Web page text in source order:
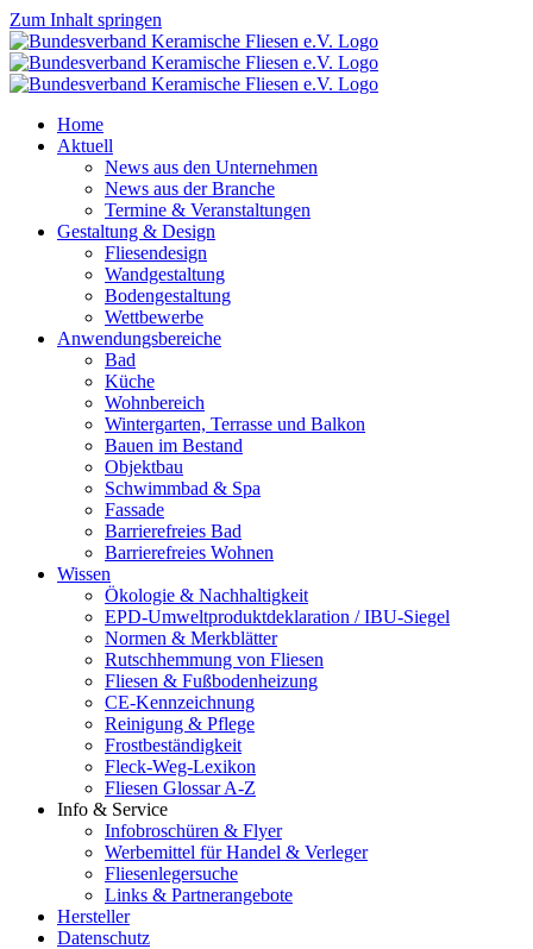
Zum Inhalt springen
Home
Aktuell
News aus den Unternehmen
News aus der Branche
Termine & Veranstaltungen
Gestaltung & Design
Fliesendesign
Wandgestaltung
Bodengestaltung
Wettbewerbe
Anwendungsbereiche
Bad
Küche
Wohnbereich
Wintergarten, Terrasse und Balkon
Bauen im Bestand
Objektbau
Schwimmbad & Spa
Fassade
Barrierefreies Bad
Barrierefreies Wohnen
Wissen
Ökologie & Nachhaltigkeit
EPD-Umweltproduktdeklaration / IBU-Siegel
Normen & Merkblätter
Rutschhemmung von Fliesen
Fliesen & Fußbodenheizung
CE-Kennzeichnung
Reinigung & Pflege
Frostbeständigkeit
Fleck-Weg-Lexikon
Fliesen Glossar A-Z
Info & Service
Infobroschüren & Flyer
Werbemittel für Handel & Verleger
Fliesenlegersuche
Links & Partnerangebote
Hersteller
Datenschutz